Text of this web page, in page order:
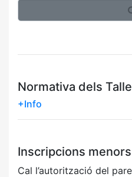
Normativa dels
+Info
Inscripcions
Cal l’autorització del